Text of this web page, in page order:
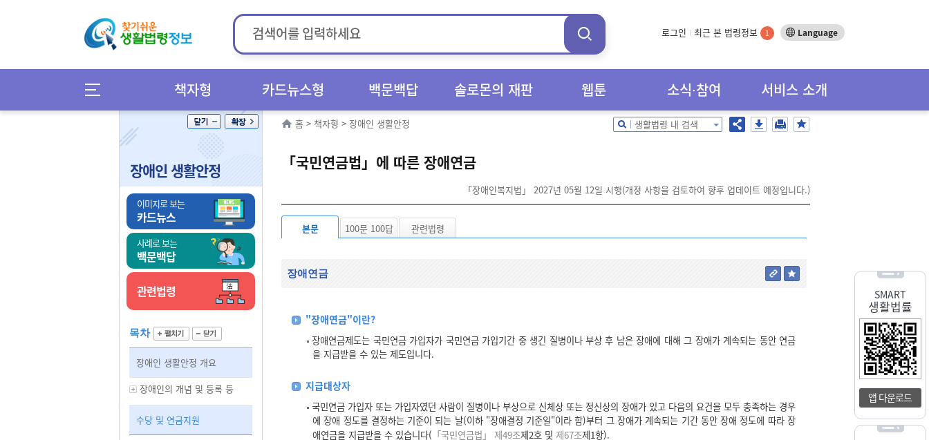
로그인 최근 본 법령정보 1 Language
책자형 카드뉴스형 백문백답 솔로몬의 재판 웹툰 소식∙참여 서비스 소개
SMART
생활법률
앱 다운로드
장애인 생활안정
이미지로 보는
카드뉴스
사례로 보는
백문백답
관련법령
목차
장애인 생활안정 개요
장애인의 개념 및 등록 등
수당 및 연금지원
홈 > 책자형 > 장애인 생활안정 생활법령 내 검색
「국민연금법」에 따른 장애연금
「장애인복지법」 2027년 05월 12일 시행(개정 사항을 검토하여 향후 업데이트 예정입니다.)
본문 100문 100답 관련법령
장애연금
"장애연금"이란?
장애연금제도는 국민연금 가입자가 국민연금 가입기간 중 생긴 질병이나 부상 후 남은 장애에 대해 그 장애가 계속되는 동안 연금
을 지급받을 수 있는 제도입니다.
지급대상자
국민연금 가입자 또는 가입자였던 사람이 질병이나 부상으로 신체상 또는 정신상의 장애가 있고 다음의 요건을 모두 충족하는 경우
에 장애 정도를 결정하는 기준이 되는 날(이하 "장애결정 기준일"이라 함)부터 그 장애가 계속되는 기간 동안 장애 정도에 따라 장
애연금을 지급받을 수 있습니다( 「국민연금법」 제49조제2호 및 제67조제1항).